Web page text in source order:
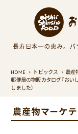
長寿日本一の恵み。バ
HOME トピックス
農産
郵便局の物販カタログ『おい
しました）
農産物マーケ